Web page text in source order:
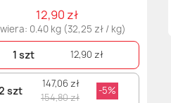
12,90 zł
0.40 kg (32,25 zł / kg)
1 szt 12,90 zł
szt
147,06 zł
154,80 zł
-5%